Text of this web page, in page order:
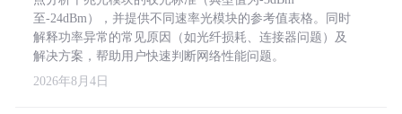
至-24dBm），并提供不同速率光模块的参考值表格。同时
解释功率异常的常见原因（如光纤损耗、连接器问题）及
解决方案，帮助用户快速判断网络性能问题。
2026年8月4日